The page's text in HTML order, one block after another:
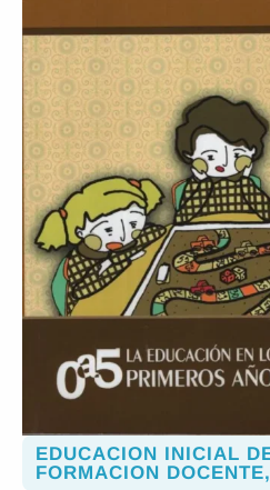
EDUCACION INICIAL
FORMACION DOCENTE,